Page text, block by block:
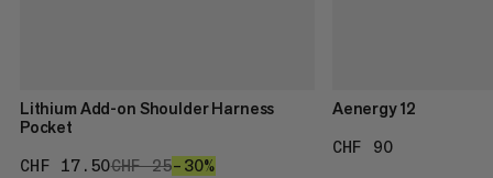
Lithium Add-on Shoulder Harness
Pocket
CHF 17.50CHF 17.50
CHF 25CHF 25
–30%
Aenergy 12
CHF 90